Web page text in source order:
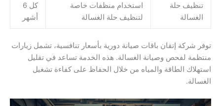
تنظيف حلة
الغسالة
استخدام منظفات خاصة
لتنظيف حلة الغسالة
كل 6
أشهر
توفر شركة إتقان باقات صيانة دورية بأسعار تنافسية، تشمل زيارات
منتظمة لفحص وصيانة الغسالة. هذه الخدمة تساعد في تقليل
استهلاك الطاقة والمياه من خلال الحفاظ على كفاءة تشغيل
الغسالة.